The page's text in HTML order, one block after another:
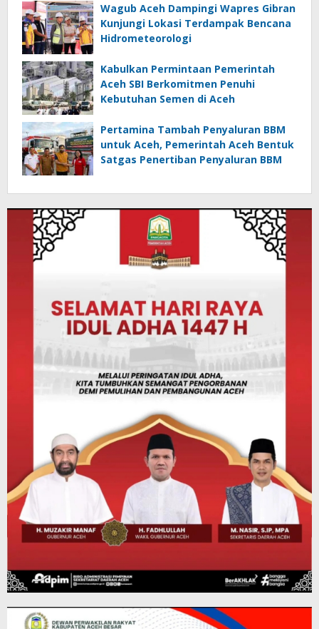
Wagub Aceh Dampingi Wapres Gibran
Kunjungi Lokasi Terdampak Bencana
Hidrometeorologi
Kabulkan Permintaan Pemerintah
Aceh SBI Berkomitmen Penuhi
Kebutuhan Semen di Aceh
Pertamina Tambah Penyaluran BBM
untuk Aceh, Pemerintah Aceh Bentuk
Satgas Penertiban Penyaluran BBM